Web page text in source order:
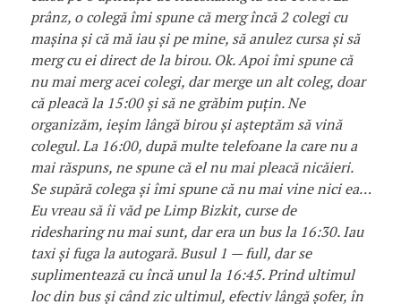
prânz, o colegă îmi spune că merg încă 2 colegi cu
mașina și că mă iau și pe mine, să anulez cursa și să
merg cu ei direct de la birou. Ok. Apoi îmi spune că
nu mai merg acei colegi, dar merge un alt coleg, doar
că pleacă la 15:00 și să ne grăbim puțin. Ne
organizăm, ieșim lângă birou și așteptăm să vină
colegul. La 16:00, după multe telefoane la care nu a
mai răspuns, ne spune că el nu mai pleacă nicăieri.
Se supără colega și îmi spune că nu mai vine nici ea…
Eu vreau să îi văd pe Limp Bizkit, curse de
ridesharing nu mai sunt, dar era un bus la 16:30. Iau
taxi și fuga la autogară. Busul 1 — full, dar se
suplimentează cu încă unul la 16:45. Prind ultimul
loc din bus și când zic ultimul, efectiv lângă șofer, în